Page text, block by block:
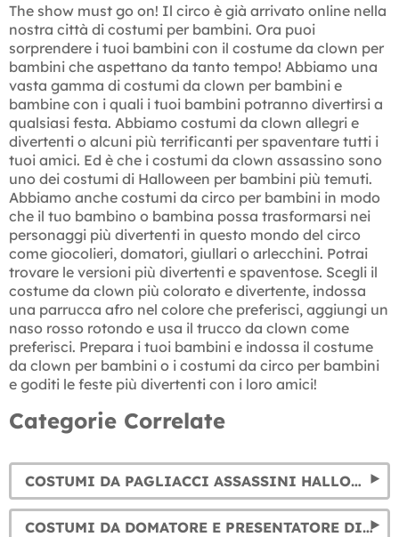
The show must go on! Il circo è già arrivato online nella
nostra città di costumi per bambini. Ora puoi
sorprendere i tuoi bambini con il costume da clown per
bambini che aspettano da tanto tempo! Abbiamo una
vasta gamma di costumi da clown per bambini e
bambine con i quali i tuoi bambini potranno divertirsi a
qualsiasi festa. Abbiamo costumi da clown allegri e
divertenti o alcuni più terrificanti per spaventare tutti i
tuoi amici. Ed è che i costumi da clown assassino sono
uno dei costumi di Halloween per bambini più temuti.
Abbiamo anche costumi da circo per bambini in modo
che il tuo bambino o bambina possa trasformarsi nei
personaggi più divertenti in questo mondo del circo
come giocolieri, domatori, giullari o arlecchini. Potrai
trovare le versioni più divertenti e spaventose. Scegli il
costume da clown più colorato e divertente, indossa
una parrucca afro nel colore che preferisci, aggiungi un
naso rosso rotondo e usa il trucco da clown come
preferisci. Prepara i tuoi bambini e indossa il costume
da clown per bambini o i costumi da circo per bambini
e goditi le feste più divertenti con i loro amici!
Categorie Correlate
COSTUMI DA PAGLIACCI ASSASSINI HALLOWEEN
COSTUMI DA DOMATORE E PRESENTATORE DI CIRCO